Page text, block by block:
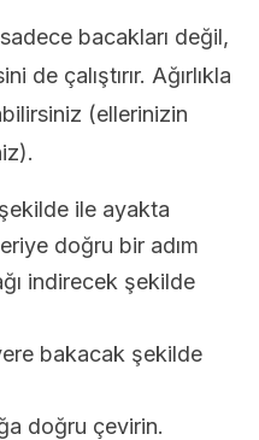
bacakları değil,
de çalıştırır. Ağırlıkla
(ellerinizin
ile ayakta
doğru bir adım
indirecek şekilde
bakacak şekilde
doğru çevirin.